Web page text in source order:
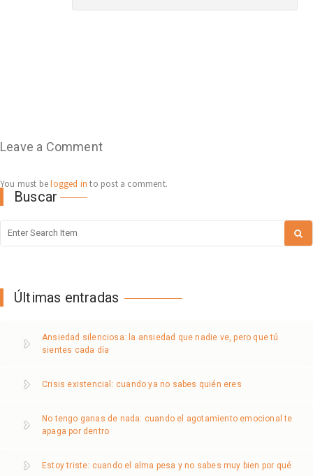
Leave a Comment
You must belogged in to post a comment.
Buscar
Últimas entradas
Ansiedad silenciosa: la ansiedad que nadie ve, pero que tú
sientes cada día
Crisis existencial: cuando ya no sabes quién eres
No tengo ganas de nada: cuando el agotamiento emocional te
apaga por dentro
Estoy triste: cuando el alma pesa y no sabes muy bien por qué